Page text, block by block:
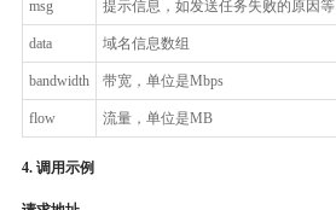
msg 提示信息，如发送任务失败的原因等
data 域名信息数组
bandwidth 带宽，单位是Mbps
flow 流量，单位是MB
4. 调用示例